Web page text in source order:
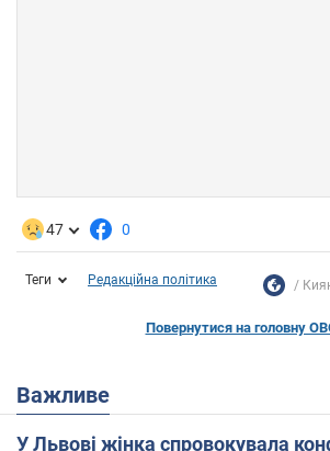
47 0
Теги Редакційна політика
Повернутися на головну
Важливе
У Львові жінка спровокувала